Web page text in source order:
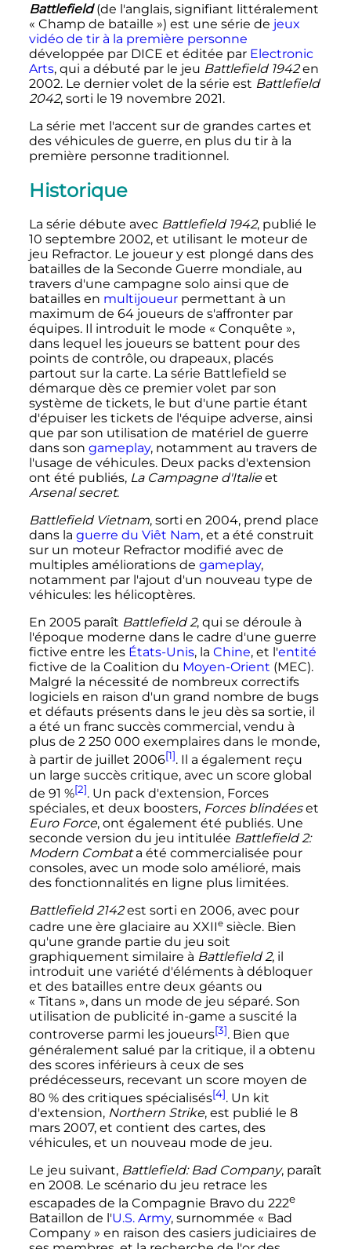
Battlefield(de l'anglais, signifiant littéralement
« Champ de bataille ») est une série de jeux
vidéo de tir à la première personne
développée par DICE et éditée par Electronic
Arts, qui a débuté par le jeu Battlefield 1942en
2002. Le dernier volet de la série est Battlefield
2042, sorti le 19 novembre 2021.
La série met l'accent sur de grandes cartes et
des véhicules de guerre, en plus du tir à la
première personne traditionnel.
Historique
La série débute avec Battlefield 1942, publié le
10 septembre 2002, et utilisant le moteur de
jeu Refractor. Le joueur y est plongé dans des
batailles de la Seconde Guerre mondiale, au
travers d'une campagne solo ainsi que de
batailles en multijoueurpermettant à un
maximum de 64 joueurs de s'affronter par
équipes. Il introduit le mode « Conquête »,
dans lequel les joueurs se battent pour des
points de contrôle, ou drapeaux, placés
partout sur la carte. La série Battlefield se
démarque dès ce premier volet par son
système de tickets, le but d'une partie étant
d'épuiser les tickets de l'équipe adverse, ainsi
que par son utilisation de matériel de guerre
dans son gameplay, notamment au travers de
l'usage de véhicules. Deux packs d'extension
ont été publiés, La Campagne d'Italieet
Arsenal secret.
Battlefield Vietnam, sorti en 2004, prend place
dans la guerre du Viêt Nam, et a été construit
sur un moteur Refractor modifié avec de
multiples améliorations de gameplay,
notamment par l'ajout d'un nouveau type de
véhicules: les hélicoptères.
En 2005 paraît Battlefield 2, qui se déroule à
l'époque moderne dans le cadre d'une guerre
fictive entre les États-Unis, la Chine, et l'entité
fictive de la Coalition du Moyen-Orient (MEC).
Malgré la nécessité de nombreux correctifs
logiciels en raison d'un grand nombre de bugs
et défauts présents dans le jeu dès sa sortie, il
a été un franc succès commercial, vendu à
plus de 2 250 000 exemplaires dans le monde,
à partir de juillet 2006[1]. Il a également reçu
un large succès critique, avec un score global
de 91 %[2]. Un pack d'extension, Forces
spéciales, et deux boosters, Forces blindéeset
Euro Force, ont également été publiés. Une
seconde version du jeu intitulée Battlefield 2:
Modern Combata été commercialisée pour
consoles, avec un mode solo amélioré, mais
des fonctionnalités en ligne plus limitées.
Battlefield 2142est sorti en 2006, avec pour
cadre une ère glaciaire au XXIIesiècle. Bien
qu'une grande partie du jeu soit
graphiquement similaire à Battlefield 2, il
introduit une variété d'éléments à débloquer
et des batailles entre deux géants ou
« Titans », dans un mode de jeu séparé. Son
utilisation de publicité in-game a suscité la
controverse parmi les joueurs[3]. Bien que
généralement salué par la critique, il a obtenu
des scores inférieurs à ceux de ses
prédécesseurs, recevant un score moyen de
80 % des critiques spécialisés[4]. Un kit
d'extension, Northern Strike, est publié le 8
mars 2007, et contient des cartes, des
véhicules, et un nouveau mode de jeu.
Le jeu suivant, Battlefield: Bad Company, paraît
en 2008. Le scénario du jeu retrace les
escapades de la Compagnie Bravo du 222e
Bataillon de l'U.S. Army, surnommée « Bad
Company » en raison des casiers judiciaires de